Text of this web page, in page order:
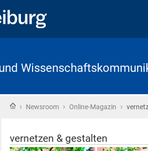
Startseite
› Newsroom › Online-Magazin ›
vernetzen & gestalten